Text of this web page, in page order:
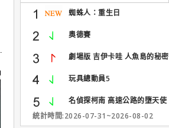
蜘蛛人：重生日
奧德賽
劇場版 吉伊卡哇 人魚島的秘密
玩具總動員5
名偵探柯南 高速公路的墮天使
統計時間:2026-07-31~2026-08-02